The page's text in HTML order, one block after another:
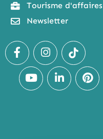
Tourisme d'affaires
Newsletter